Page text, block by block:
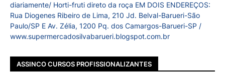
diariamente/ Horti-fruti direto da roça EM DOIS ENDEREÇOS:
Rua Diogenes Ribeiro de Lima, 210 Jd. Belval-Barueri-São
Paulo/SP E Av. Zélia, 1200 Pq. dos Camargos-Barueri-SP /
www.supermercadosilvabarueri.blogspot.com.br
ASSINCO CURSOS PROFISSIONALIZANTES